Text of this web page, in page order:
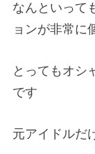
なんといって
ョンが非常に
とってもオシ
です
元アイドルだ